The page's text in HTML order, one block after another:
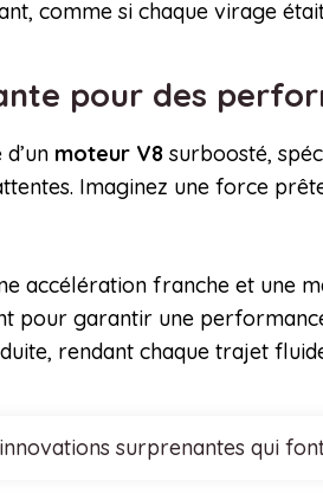
comme si chaque virage
pour des
moteur V8 surboosté,
Imaginez une force
accélération franche et une
pour garantir une
rendant chaque trajet
surprenantes qui